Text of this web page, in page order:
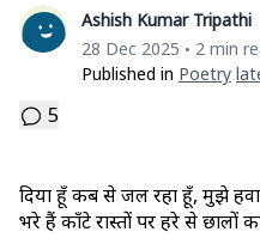
Ashish Kumar Tripathi
28 Dec 2025 • 2 min
Published in Poetry
5
दिया हूँ कब से जल रहा हूँ, मुझे
भरे हैं काँटे रास्तों पर हरे से छालों